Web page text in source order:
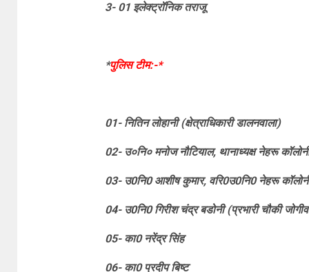
3- 01 इलेक्ट्रॉनिक तराजू
*पुलिस टीम:-*
01- नितिन लोहानी (क्षेत्राधिकारी डालनवाला)
02- उ०नि० मनोज नौटियाल, थानाध्यक्ष नेहरू
03- उ0नि0 आशीष कुमार, वरि0उ0नि0 नेहरू
04- उ0नि0 गिरीश चंद्र बडोनी (प्रभारी चौकी
05- का0 नरेंद्र सिंह
06- का0 प्रदीप बिष्ट